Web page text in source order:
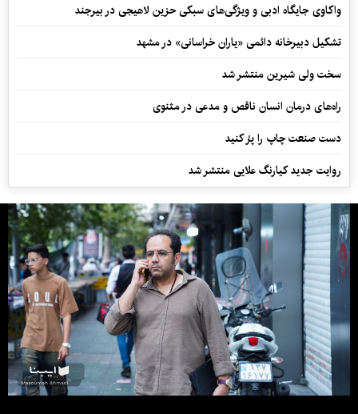
واکاوی جایگاه ادبی و ویژگی‌های سبکی حزین لاهیجی در بیرجند
تشکیل دبیرخانه دائمی «یاران خراسانی» در مشهد
سخت ولی شیرین منتشر شد
راه‌های درمان انسان ناقص و مدعی در مثنوی
دست صنعت چاپ را پرُ کنید
روایت جدید کیارنگ علایی منتشر شد